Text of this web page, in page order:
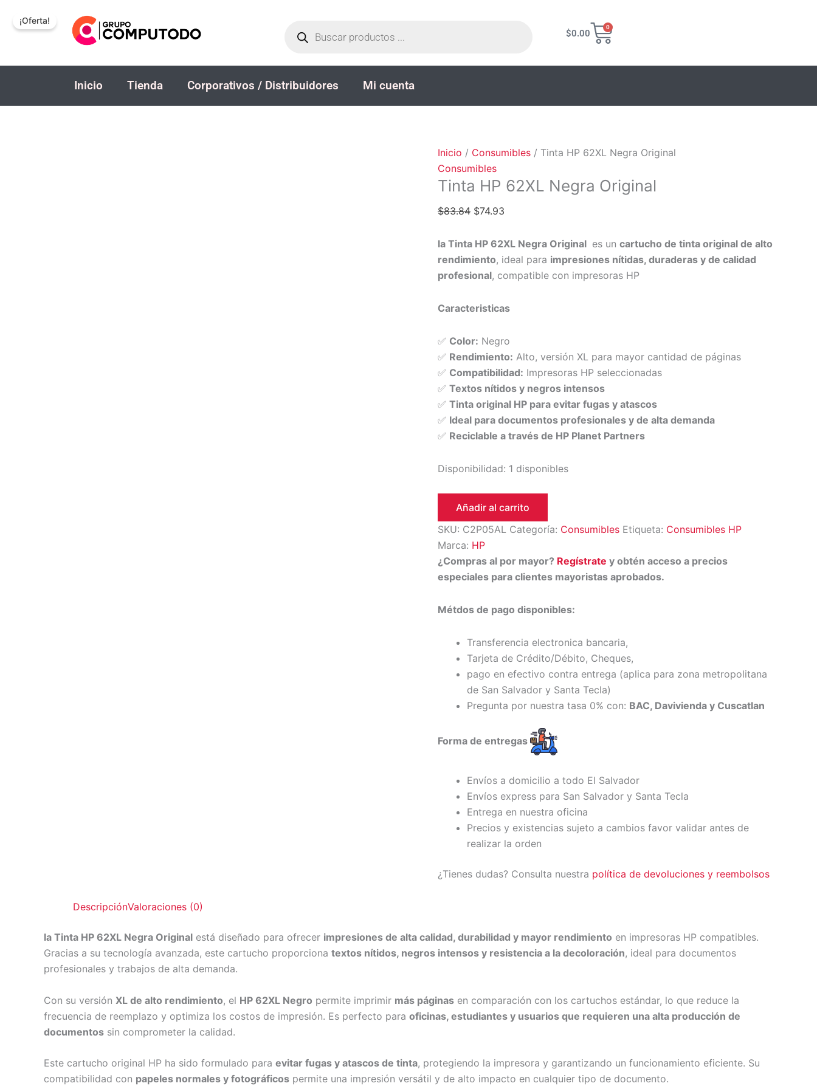
productos
$0.00
0
Carrito
Inicio Tienda Corporativos / Distribuidores Mi cuenta
¡Oferta!
Inicio / Consumibles / Tinta HP 62XL Negra Original
Consumibles
Tinta HP 62XL Negra Original
$83.84 $74.93
la Tinta HP 62XL Negra Original es un cartucho de tinta original de alto
rendimiento, ideal para impresiones nítidas, duraderas y de calidad
profesional, compatible con impresoras HP
Caracteristicas
✅ Color: Negro
✅ Rendimiento: Alto, versión XL para mayor cantidad de páginas
✅ Compatibilidad: Impresoras HP seleccionadas
✅ Textos nítidos y negros intensos
✅ Tinta original HP para evitar fugas y atascos
✅ Ideal para documentos profesionales y de alta demanda
✅ Reciclable a través de HP Planet Partners
Disponibilidad: 1 disponibles
Añadir al carrito
SKU: C2P05AL Categoría: Consumibles Etiqueta: Consumibles HP
Marca: HP
¿Compras al por mayor? Regístrate y obtén acceso a precios
especiales para clientes mayoristas aprobados.
Métdos de pago disponibles:
Transferencia electronica bancaria,
Tarjeta de Crédito/Débito, Cheques,
pago en efectivo contra entrega (aplica para zona metropolitana
de San Salvador y Santa Tecla)
Pregunta por nuestra tasa 0% con: BAC, Davivienda y Cuscatlan
Forma de entregas
Envíos a domicilio a todo El Salvador
Envíos express para San Salvador y Santa Tecla
Entrega en nuestra oficina
Precios y existencias sujeto a cambios favor validar antes de
realizar la orden
¿Tienes dudas? Consulta nuestra política de devoluciones y reembolsos
DescripciónValoraciones (0)
la Tinta HP 62XL Negra Original está diseñado para ofrecer impresiones de alta calidad, durabilidad y mayor rendimiento en impresoras HP compatibles.
Gracias a su tecnología avanzada, este cartucho proporciona textos nítidos, negros intensos y resistencia a la decoloración, ideal para documentos
profesionales y trabajos de alta demanda.
Con su versión XL de alto rendimiento, el HP 62XL Negro permite imprimir más páginas en comparación con los cartuchos estándar, lo que reduce la
frecuencia de reemplazo y optimiza los costos de impresión. Es perfecto para oficinas, estudiantes y usuarios que requieren una alta producción de
documentos sin comprometer la calidad.
Este cartucho original HP ha sido formulado para evitar fugas y atascos de tinta, protegiendo la impresora y garantizando un funcionamiento eficiente. Su
compatibilidad con papeles normales y fotográficos permite una impresión versátil y de alto impacto en cualquier tipo de documento.